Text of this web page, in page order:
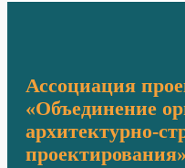
Ассоциация
«Объединение
архитектурно-
проектирования»